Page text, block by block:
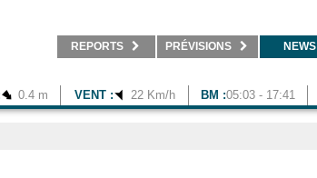
REPORTS PRÉVISIONS NEWS
0.4 m VENT : 22 Km/h BM :05:03 - 17:41